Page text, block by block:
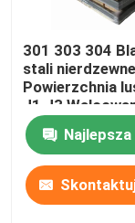
301 303 304
stali
Powierzchnia
J1 J3
zimno